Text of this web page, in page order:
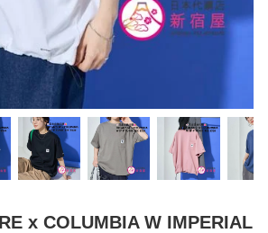
x COLUMBIA W IMPERIAL